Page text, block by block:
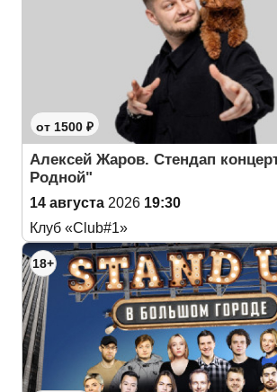
от 1500 ₽
Алексей Жаров. Стендап
Родной"
14 августа 2026 19:30
Клуб «Club#1»
18+